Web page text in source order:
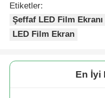
Etiketler:
Şeffaf LED Film Ekranı
LED Film Ekran
En İyi